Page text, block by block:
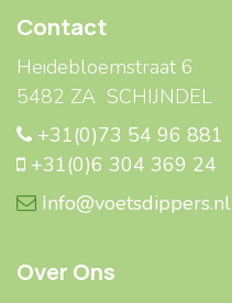
Contact
Heidebloemstraat 6
5482 ZA SCHIJNDEL
+31(0)73 54 96 881
+31(0)6 304 369 24
Info@voetsdippers.nl
Over Ons